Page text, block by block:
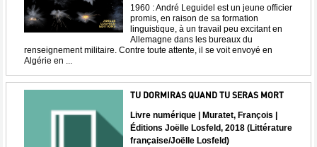
1960 : André Leguidel est un jeune officier
promis, en raison de sa formation
linguistique, à un travail peu excitant en
Allemagne dans les bureaux du
renseignement militaire. Contre toute attente, il se voit envoyé en
Algérie en ...
TU DORMIRAS QUAND TU SERAS MORT
Livre numérique | Muratet, François |
Éditions Joëlle Losfeld, 2018 (Littérature
française/Joëlle Losfeld)